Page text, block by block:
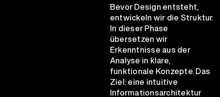
Bevor Design entsteht,
entwickeln wir die Struktur.
In dieser Phase
übersetzen wir
Erkenntnisse aus der
Analyse in klare,
funktionale Konzepte. Das
Ziel: eine intuitive
Informationsarchitektur